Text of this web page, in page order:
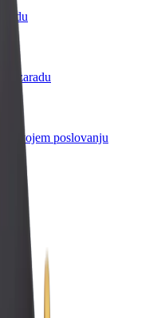
zaradu
tvojem poslovanju